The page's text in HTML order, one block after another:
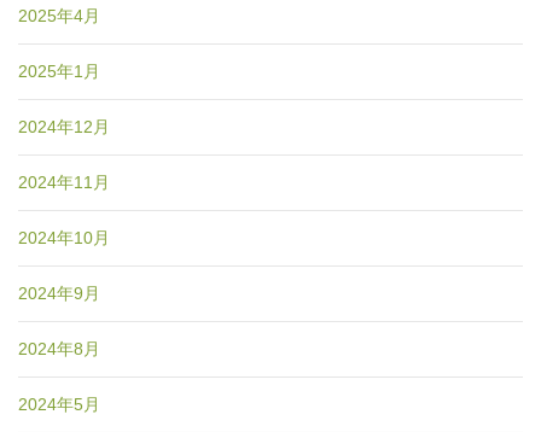
2025年4月
2025年1月
2024年12月
2024年11月
2024年10月
2024年9月
2024年8月
2024年5月